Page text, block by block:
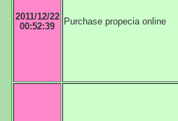
2011/12/22
00:52:39
Purchase propecia online